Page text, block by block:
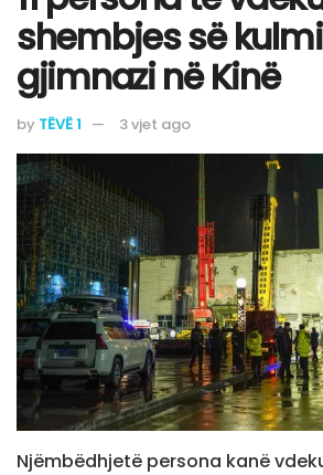
shembjes së
gjimnazi në Kinë
by TËVË 1 3 vjet ago
Njëmbëdhjetë persona kanë